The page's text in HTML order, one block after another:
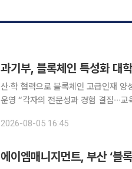
과기부, 블록체인 특성화 대
산∙학 협력으로 블록체인 고급인재
운영 “각자의 전문성과 경험 결집∙∙∙교육∙실무 경험을 제공”
학(원) 지원사업’ 수행기관으로 2개
2026-08-05 16:45
에이엠매니지먼트, 부산 ‘블